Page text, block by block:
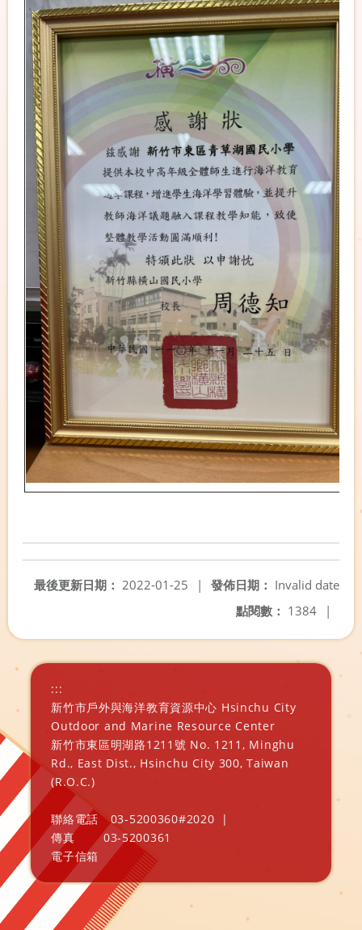
發佈日期： Invalid date
最後更新日期： 2022-01-25
|
點閱數： 1384 |
:::
新竹市戶外與海洋教育資源中心 Hsinchu City
Outdoor and Marine Resource Center
新竹市東區明湖路1211號 No. 1211, Minghu
Rd., East Dist., Hsinchu City 300, Taiwan
(R.O.C.)
聯絡電話 03-5200360#2020
|
傳真
03-5200361
電子信箱